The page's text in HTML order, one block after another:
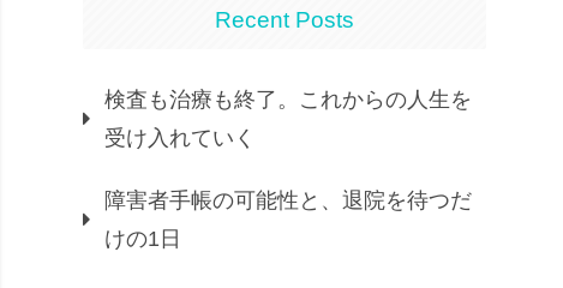
Recent Posts
検査も治療も終了。これからの人生を
受け入れていく
障害者手帳の可能性と、退院を待つだ
けの1日